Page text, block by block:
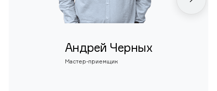
Андрей Черных
Мастер-приемщик